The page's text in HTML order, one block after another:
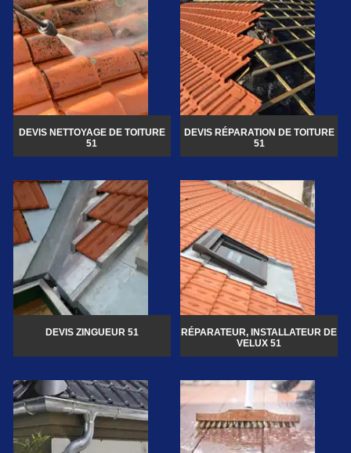
DEVIS NETTOYAGE DE TOITURE
51
DEVIS RÉPARATION DE TOITURE
51
DEVIS ZINGUEUR 51
RÉPARATEUR, INSTALLATEUR DE
VELUX 51